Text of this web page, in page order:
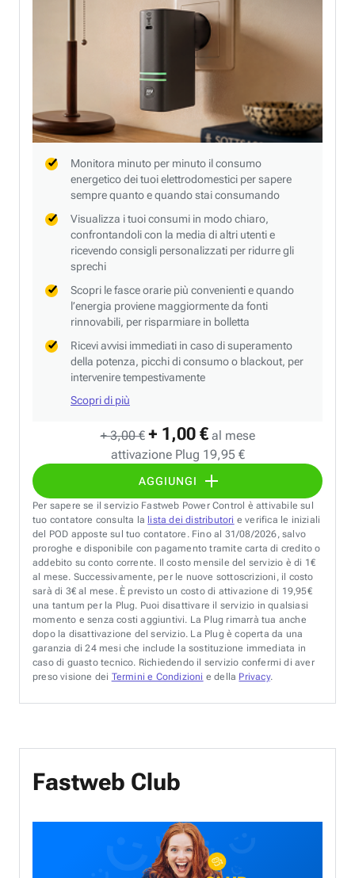
+ 3,00 € + 1,00 € al mese
attivazione Plug 19,95 €
AGGIUNGI
Monitora minuto per minuto il consumo
energetico dei tuoi elettrodomestici per sapere
sempre quanto e quando stai consumando
Visualizza i tuoi consumi in modo chiaro,
confrontandoli con la media di altri utenti e
ricevendo consigli personalizzati per ridurre gli
sprechi
Scopri le fasce orarie più convenienti e quando
l’energia proviene maggiormente da fonti
rinnovabili, per risparmiare in bolletta
Ricevi avvisi immediati in caso di superamento
della potenza, picchi di consumo o blackout, per
intervenire tempestivamente
Scopri di più
Per sapere se il servizio Fastweb Power Control è attivabile sul
tuo contatore consulta la lista dei distributori e verifica le iniziali
del POD apposte sul tuo contatore. Fino al 31/08/2026, salvo
proroghe e disponibile con pagamento tramite carta di credito o
addebito su conto corrente. Il costo mensile del servizio è di 1€
al mese. Successivamente, per le nuove sottoscrizioni, il costo
sarà di 3€ al mese. È previsto un costo di attivazione di 19,95€
una tantum per la Plug. Puoi disattivare il servizio in qualsiasi
momento e senza costi aggiuntivi. La Plug rimarrà tua anche
dopo la disattivazione del servizio. La Plug è coperta da una
garanzia di 24 mesi che include la sostituzione immediata in
caso di guasto tecnico. Richiedendo il servizio confermi di aver
preso visione dei Termini e Condizioni e della Privacy.
Fastweb Club